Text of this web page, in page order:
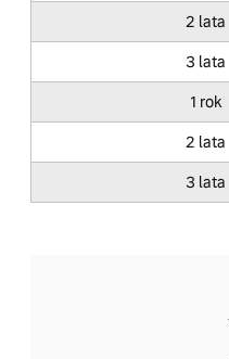
2 lata
3 lata
1 rok
2 lata
3 lata